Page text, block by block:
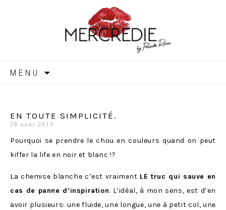
MERCREDIE
MENU
EN TOUTE SIMPLICITÉ.
28 août 2013
Pourquoi se prendre le chou en couleurs quand on peut
kiffer la life en noir et blanc !?
La chemise blanche c’est vraiment LE truc qui sauve en
cas de panne d’inspiration. L’idéal, à mon sens, est d’en
avoir plusieurs: une fluide, une longue, une à petit col, une